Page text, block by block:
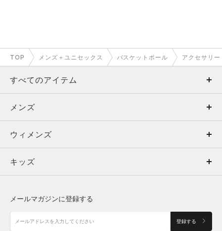
TOP メンズ＋ユニセックス バスケットボール アクセサリー
すべてのアイテム
メンズ
ウィメンズ
キッズ
アクセサリー
メンズ
トップス
ボトムス
アクセサリー
ウィメンズ
トップス
シューズ
キッズ
メールマガジンに登録する
登録する